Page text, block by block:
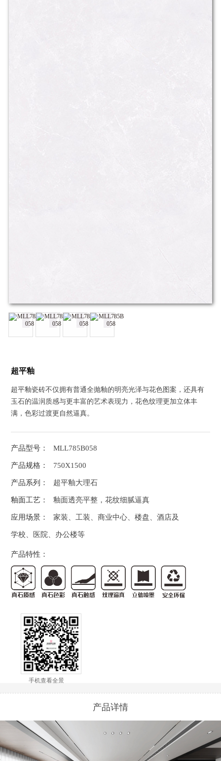
超平釉
超平釉瓷砖不仅拥有普通全抛釉的明亮光泽与花色图案，还具有
玉石的温润质感与更丰富的艺术表现力，花色纹理更加立体丰
满，色彩过渡更自然逼真。
产品型号： MLL785B058
产品规格： 750X1500
产品系列： 超平釉大理石
釉面工艺： 釉面透亮平整，花纹细腻逼真
应用场景： 家装、工装、商业中心、楼盘、酒店及
学校、医院、办公楼等
产品特性：
手机查看全景
产品详情